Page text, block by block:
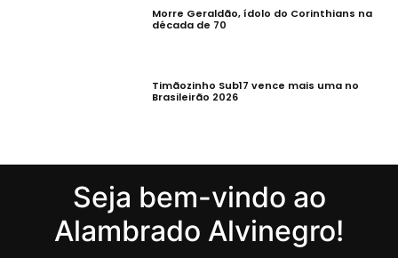
Morre Geraldão, ídolo do Corinthians na
década de 70
Timãozinho Sub17 vence mais uma no
Brasileirão 2026
Seja bem-vindo ao
Alambrado Alvinegro!